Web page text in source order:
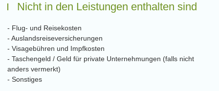
Nicht in den Leistungen enthalten sind
- Flug- und Reisekosten
- Auslandsreiseversicherungen
- Visagebühren und Impfkosten
- Taschengeld / Geld für private Unternehmungen (falls nicht
anders vermerkt)
- Sonstiges